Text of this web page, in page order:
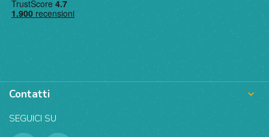
Contatti 
SEGUICI SU